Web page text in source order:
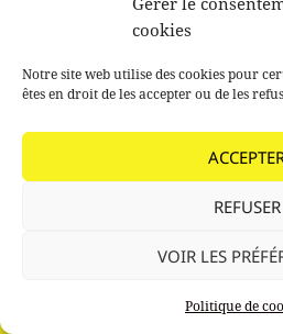
cookies
Notre site web utilise des cookies pour
êtes en droit de les accepter ou de les
REFUSER
VOIR LES
Politique de